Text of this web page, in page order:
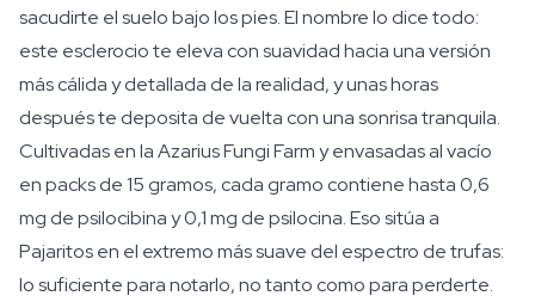
sacudirte el suelo bajo los pies. El nombre lo dice todo:
este esclerocio te eleva con suavidad hacia una versión
más cálida y detallada de la realidad, y unas horas
después te deposita de vuelta con una sonrisa tranquila.
Cultivadas en la Azarius Fungi Farm y envasadas al vacío
en packs de 15 gramos, cada gramo contiene hasta 0,6
mg de psilocibina y 0,1 mg de psilocina. Eso sitúa a
Pajaritos en el extremo más suave del espectro de trufas:
lo suficiente para notarlo, no tanto como para perderte.